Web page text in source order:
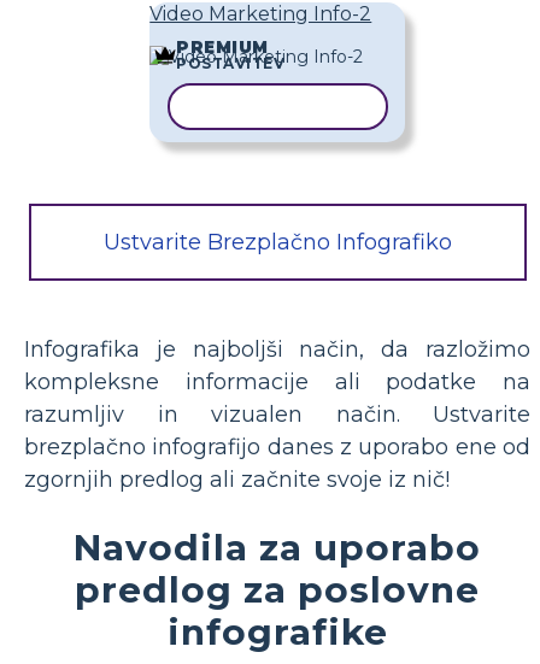
Video Marketing Info-2
PREMIUM
POSTAVITEV
Ustvarite Brezplačno Infografiko
Infografika je najboljši način, da razložimo
kompleksne informacije ali podatke na
razumljiv in vizualen način. Ustvarite
brezplačno infografijo danes z uporabo ene od
zgornjih predlog ali začnite svoje iz nič!
Navodila za uporabo
predlog za poslovne
infografike